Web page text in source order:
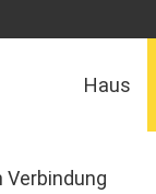
Haus
Verbindung